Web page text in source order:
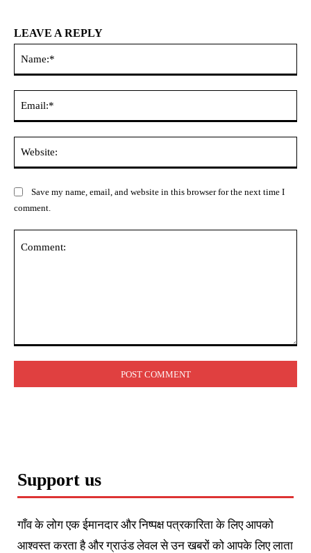
LEAVE A REPLY
Save my name, email, and website in this browser for the next time I
comment.
Support us
गाँव के लोग एक ईमानदार और निष्पक्ष पत्रकारिता के लिए आपको
आश्वस्त करता है और ग्राउंड लेवल से उन खबरों को आपके लिए लाता